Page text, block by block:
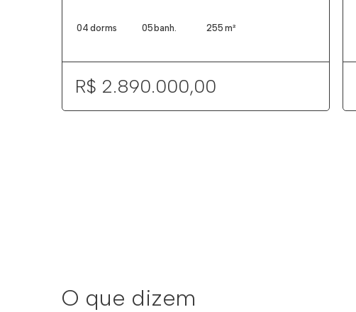
04 dorms 05 banh. 255 m²
R$ 2.890.000,00
O que dizem